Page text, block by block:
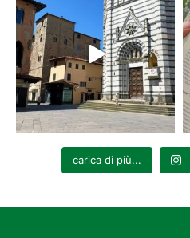
carica di più...